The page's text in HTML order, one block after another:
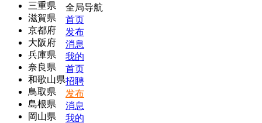
三重県
滋賀県
京都府
大阪府
兵庫県
奈良県
和歌山県
鳥取県
島根県
岡山県
全局导航
首页
发布
消息
我的
首页
招聘
发布
消息
我的